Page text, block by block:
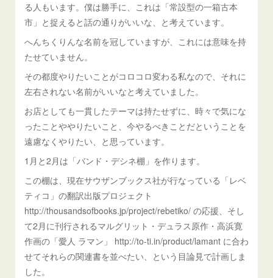
る人もいます。僕は勝手に、これは「常設型の一箱古本
市」と捉えると話の通りがいいな、と考えています。
へんちくりんな名前を冠していますが、これには意味を持
たせていません。
その都度やりたいことがコロコロ変わる私なので、それに
左右されない名前がいいなと考えていました。
お店としても一貫したテーマは持たせずに、時々で気にな
ったことややりたいこと、今やるべきことだということを
遠慮なくやりたい、と思っています。
1月と2月は「バンド・デシネ棚」を作ります。
この棚は、現在サウザンブックス社が行なっている「レベ
ティコ」の翻訳出版プロジェクト
http://thousandsofbooks.jp/project/rebetiko/ の応援、そし
て2月に刊行されるマルグリット・デュラス原作・高浜寛
作画の「愛人 ラマン」 http://to-ti.in/product/lamant に合わ
せてそれらの関連書を並べたい、という目論見で計画しま
した。